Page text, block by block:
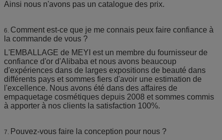
Ainsi nous n'avons pas un catalogue des prix.
6. Comment est-ce que je me connais peux faire confiance à
la commande de vous ?
L'EMBALLAGE de MEYI est un membre du fournisseur de
confiance d'or d'Alibaba et nous avons beaucoup
d'expériences dans de larges expositions de beauté dans
différents pays et sommes fiers d'avoir une estimation de
l'excellence. Nous avons été dans des affaires de
empaquetage cosmétiques depuis 2008 et sommes commis
à apporter à nos clients la satisfaction 100%.
7. Pouvez-vous faire la conception pour nous ?